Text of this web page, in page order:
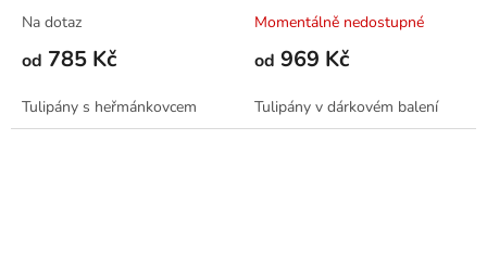
Na dotaz
od 785 Kč
Tulipány s heřmánkovcem
Momentálně nedostupné
od 969 Kč
Tulipány v dárkovém balení